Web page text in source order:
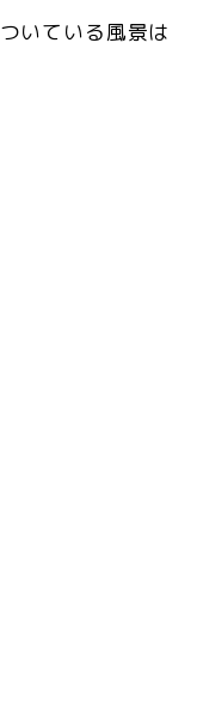
いている風景は